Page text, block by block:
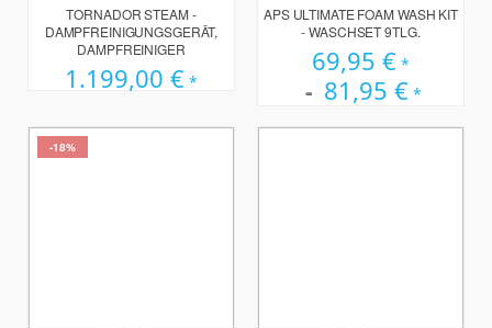
0%
TORNADOR STEAM -
DAMPFREINIGUNGSGERÄT,
DAMPFREINIGER
1.199,00 €
100%
APS ULTIMATE FOAM WASH KIT
- WASCHSET 9TLG.
69,95 €
81,95 €
-18%